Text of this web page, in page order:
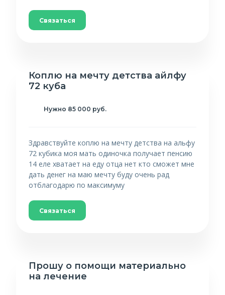
Связаться
Коплю на мечту детства айлфу
72 куба
Нужно 85 000 руб.
Здравствуйте коплю на мечту детства на альфу
72 кубика моя мать одиночка получает пенсию
14 еле хватает на еду отца нет кто сможет мне
дать денег на маю мечту буду очень рад
отблагодарю по максимуму
Связаться
Прошу о помощи материально
на лечение